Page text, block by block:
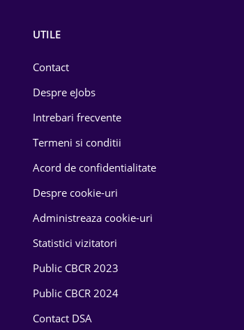
UTILE
Contact
Despre eJobs
Intrebari frecvente
Termeni si conditii
Acord de confidentialitate
Despre cookie-uri
Administreaza cookie-uri
Statistici vizitatori
Public CBCR 2023
Public CBCR 2024
Contact DSA